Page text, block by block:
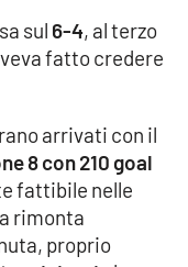
sul 6-4, al terzo
fatto credere
arrivati con il
8 con 210 goal
fattibile nelle
rimonta
proprio